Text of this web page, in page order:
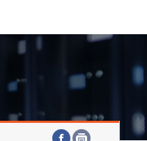
연구원 고객헌장
주요업무연락처